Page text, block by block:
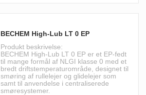
BECHEM High-Lub LT 0 EP
Produkt beskrivelse:
BECHEM High-Lub LT 0 EP er et EP-fedt
til mange formål af NLGI klasse 0 med et
bredt driftstemperaturområde, designet til
smøring af rullelejer og glidelejer som
samt til anvendelse i centraliserede
smøresystemer.